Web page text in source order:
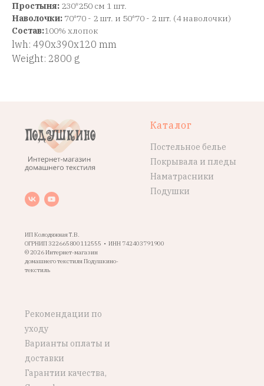
Простыня: 230*250 см 1 шт.
Наволочки: 70*70 - 2 шт. и 50*70 - 2 шт. (4 наволочки)
Состав:100% хлопок
lwh: 490x390x120 mm
Weight: 2800 g
ИП Колодяжная Т.В.
ОГРНИП 322665800112555 • ИНН 742403791900
© 2026 Интернет-магазин
домашнего текстиля Подушкино-
текстиль
Каталог
Постельное белье
Покрывала и пледы
Наматрасники
Подушки
Рекомендации по
уходу
Варианты оплаты и
доставки
Гарантии качества,